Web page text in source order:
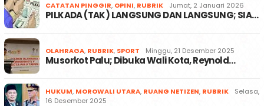
CATATAN PINGGIR, OPINI, RUBRIK Jumat, 2 Januari 2026
PILKADA (TAK) LANGSUNG DAN LANGSUNG; SIA…
OLAHRAGA, RUBRIK, SPORT Minggu, 21 Desember 2025
Musorkot Palu; Dibuka Wali Kota, Reynold…
HUKUM, MOROWALI UTARA, RUANG NETIZEN, RUBRIK
Selasa,
16 Desember 2025